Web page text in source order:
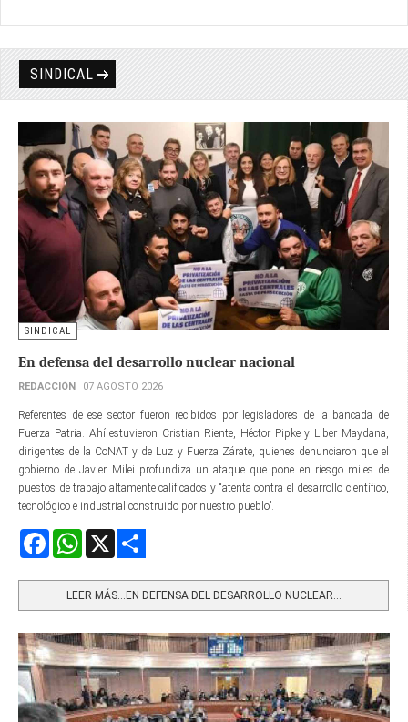
SINDICAL
SINDICAL
En defensa del desarrollo nuclear nacional
REDACCIÓN 07 AGOSTO 2026
Referentes de ese sector fueron recibidos por legisladores de la bancada de
Fuerza Patria. Ahí estuvieron Cristian Riente, Héctor Pipke y Liber Maydana,
dirigentes de la CoNAT y de Luz y Fuerza Zárate, quienes denunciaron que el
gobierno de Javier Milei profundiza un ataque que pone en riesgo miles de
puestos de trabajo altamente calificados y “atenta contra el desarrollo científico,
tecnológico e industrial construido por nuestro pueblo”.
FacebookWhatsApp
LEER MÁS…EN DEFENSA DEL DESARROLLO NUCLEAR...